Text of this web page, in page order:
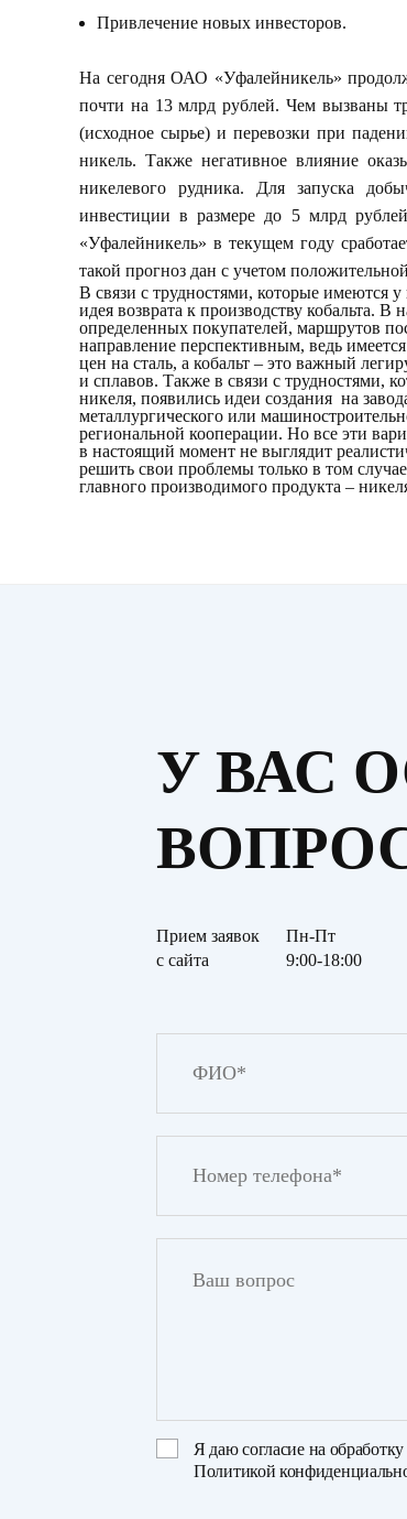
Привлечение новых инвесторов.
На сегодня ОАО «Уфалейникель»
почти на 13 млрд рублей. Чем вызваны
(исходное сырье) и перевозки при
никель. Также негативное влияние
никелевого рудника. Для запуска
инвестиции в размере до 5 млрд
«Уфалейникель» в текущем году
такой прогноз дан с учетом
В связи с трудностями, которые имеются
идея возврата к производству кобальта.
определенных покупателей, маршрутов
направление перспективным, ведь
цен на сталь, а кобальт – это важный
и сплавов. Также в связи с трудностями,
никеля, появились идеи создания на
металлургического или
региональной кооперации. Но все эти
в настоящий момент не выглядит
решить свои проблемы только в том
главного производимого продукта –
У ВАС
Прием заявок
с сайта
Пн-Пт
9:00-18:00
Я даюсогласие на
Политикой